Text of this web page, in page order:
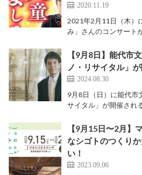
2020.11.19
2021年2月11日（木）
み」さんのコンサート
【9月8日】能代市
ノ・リサイタル」
2024.08.30
9月8日（日）に能代市
サイタル」が開催され
【9月15日〜2月】
なシゴトのつくり
い！
2023.09.06